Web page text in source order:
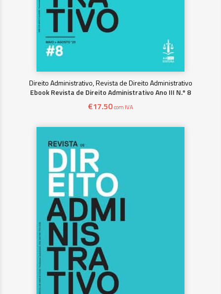
Direito Administrativo, Revista de Direito Administrativo
Ebook Revista de Direito Administrativo Ano III N.º 8
€17.50com IVA